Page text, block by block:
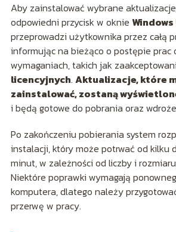
Aby zainstalować wybrane
odpowiedni przycisk w oknie
przeprowadzi użytkownika przez całą
informując na bieżąco o postępie prac
wymaganiach, takich jak
licencyjnych. Aktualizacje, które
zainstalować, zostaną
i będą gotowe do pobrania oraz
Po zakończeniu pobierania system
instalacji, który może potrwać od kilku
minut, w zależności od liczby i
Niektóre poprawki wymagają
komputera, dlatego należy
przerwę w pracy.